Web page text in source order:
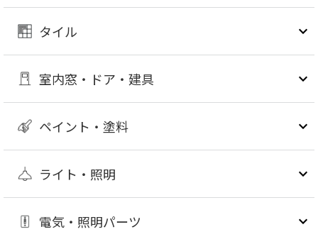
タイル
室内窓・ドア・建具
ペイント・塗料
ライト・照明
電気・照明パーツ